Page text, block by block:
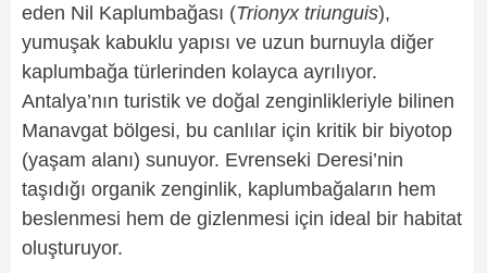
eden Nil Kaplumbağası (Trionyx triunguis),
yumuşak kabuklu yapısı ve uzun burnuyla diğer
kaplumbağa türlerinden kolayca ayrılıyor.
Antalya’nın turistik ve doğal zenginlikleriyle bilinen
Manavgat bölgesi, bu canlılar için kritik bir biyotop
(yaşam alanı) sunuyor. Evrenseki Deresi’nin
taşıdığı organik zenginlik, kaplumbağaların hem
beslenmesi hem de gizlenmesi için ideal bir habitat
oluşturuyor.